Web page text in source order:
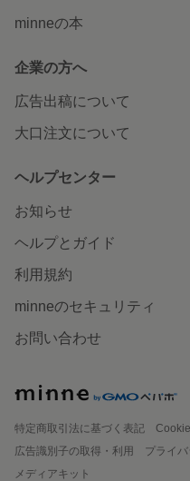
minneの本
企業の方へ
広告出稿について
大口注文について
ヘルプセンター
お知らせ
ヘルプとガイド
利用規約
minneのセキュリティ
お問い合わせ
特定商取引法に基づく表記
広告識別子の取得・利用
プライ
メディアキット